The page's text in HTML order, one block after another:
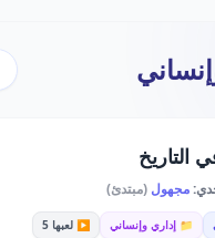
التاريخ
مجهول (مبتدئ)
📁 إداري وإنساني ▶️ لعبها 5